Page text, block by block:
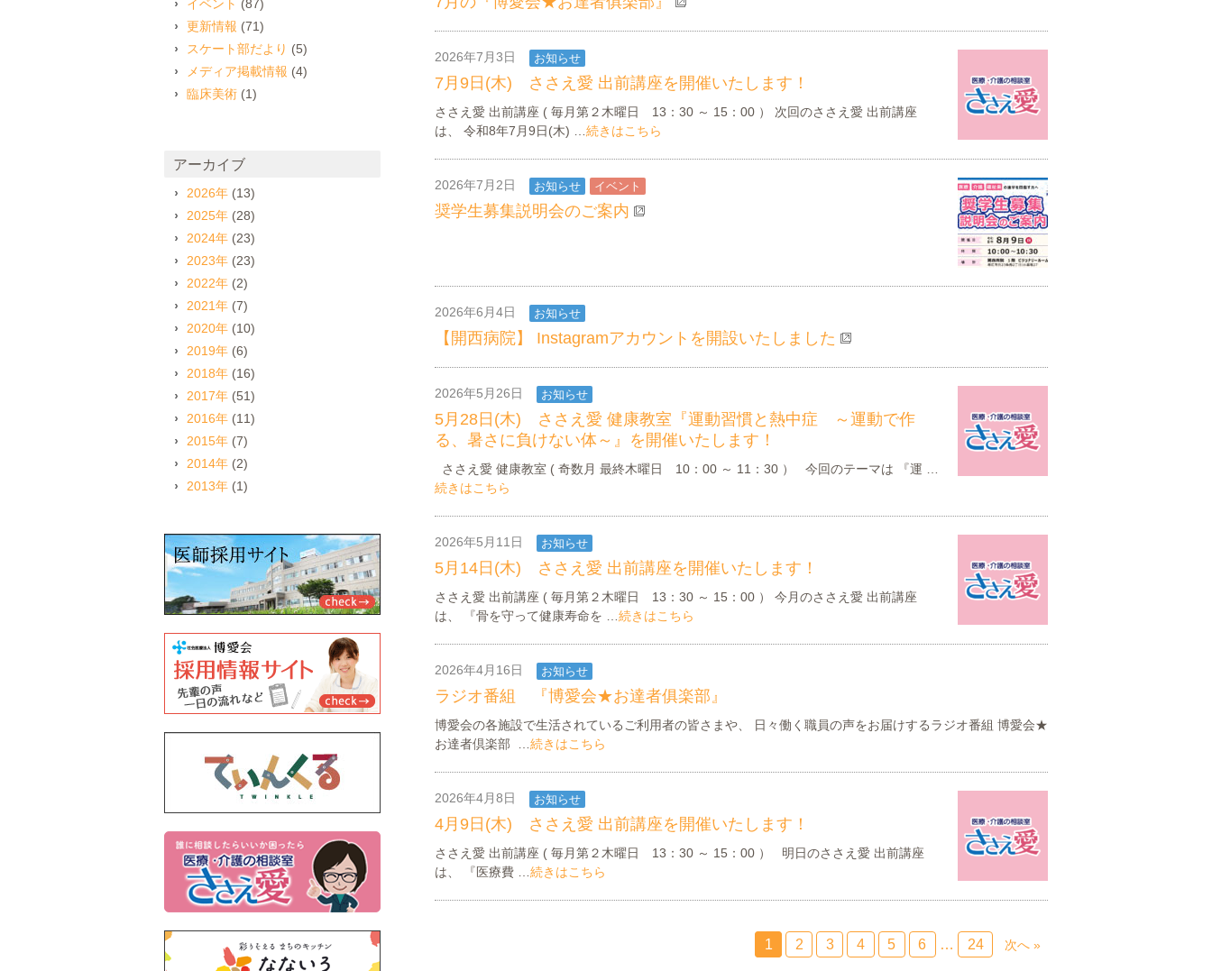
2026年7月3日 お知らせ
7月9日(木) ささえ愛 出前講座を開催いたします！
ささえ愛 出前講座 ( 毎月第２木曜日 13：30 ～ 15：00 ） 次回のささえ愛 出前講座
は、 令和8年7月9日(木) … 続きはこちら
2026年7月2日 お知らせ イベント
奨学生募集説明会のご案内
2026年6月4日 お知らせ
【開西病院】 Instagramアカウントを開設いたしました
2026年5月26日 お知らせ
5月28日(木) ささえ愛 健康教室『運動習慣と熱中症 ～運動で作
る、暑さに負けない体～』を開催いたします！
ささえ愛 健康教室 ( 奇数月 最終木曜日 10：00 ～ 11：30 ） 今回のテーマは 『運 …
続きはこちら
2026年5月11日 お知らせ
5月14日(木) ささえ愛 出前講座を開催いたします！
ささえ愛 出前講座 ( 毎月第２木曜日 13：30 ～ 15：00 ） 今月のささえ愛 出前講座
は、 『骨を守って健康寿命を … 続きはこちら
2026年4月16日 お知らせ
ラジオ番組 『博愛会★お達者俱楽部』
博愛会の各施設で生活されているご利用者の皆さまや、 日々働く職員の声をお届けするラジオ番組 博愛会★
お達者倶楽部 … 続きはこちら
2026年4月8日 お知らせ
4月9日(木) ささえ愛 出前講座を開催いたします！
ささえ愛 出前講座 ( 毎月第２木曜日 13：30 ～ 15：00 ） 明日のささえ愛 出前講座
は、 『医療費 … 続きはこちら
1 2 3 4 5 6 … 24 次へ »
イベント (87)
更新情報 (71)
スケート部だより (5)
メディア掲載情報 (4)
臨床美術 (1)
アーカイブ
2026年 (13)
2025年 (28)
2024年 (23)
2023年 (23)
2022年 (2)
2021年 (7)
2020年 (10)
2019年 (6)
2018年 (16)
2017年 (51)
2016年 (11)
2015年 (7)
2014年 (2)
2013年 (1)